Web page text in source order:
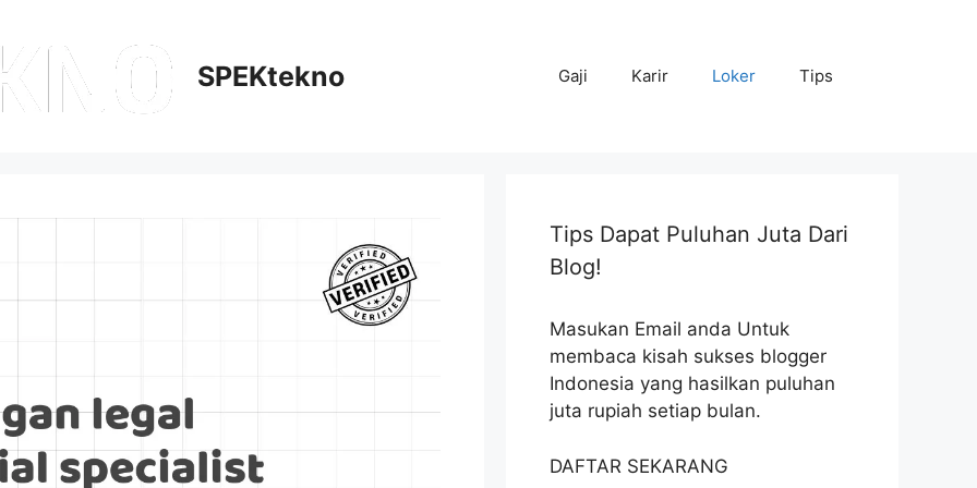
SPEKtekno Gaji Karir Loker Tips
Tips Dapat Puluhan Juta Dari
Blog!
Masukan Email anda Untuk
membaca kisah sukses blogger
Indonesia yang hasilkan puluhan
juta rupiah setiap bulan.
DAFTAR SEKARANG